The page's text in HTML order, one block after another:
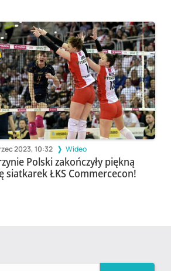
2023, 10:32 Wideo
Polski zakończyły piękną
siatkarek ŁKS Commercecon!